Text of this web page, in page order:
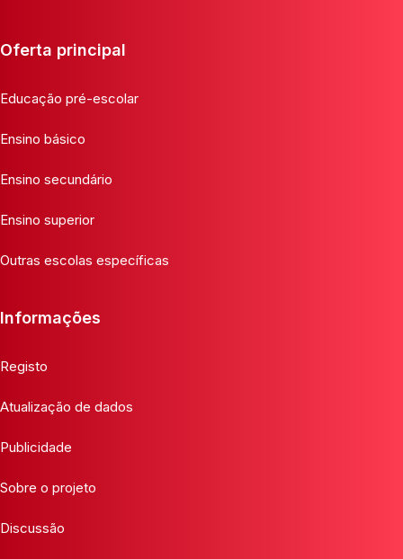
Oferta principal
Educação pré-escolar
Ensino básico
Ensino secundário
Ensino superior
Outras escolas específicas
Informações
Registo
Atualização de dados
Publicidade
Sobre o projeto
Discussão